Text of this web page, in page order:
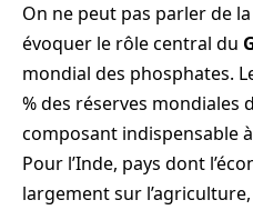
On ne peut pas parler de
évoquer le rôle central du
mondial des phosphates.
% des réserves mondiales
composant indispensable
Pour l’Inde, pays dont
largement sur l’agriculture,